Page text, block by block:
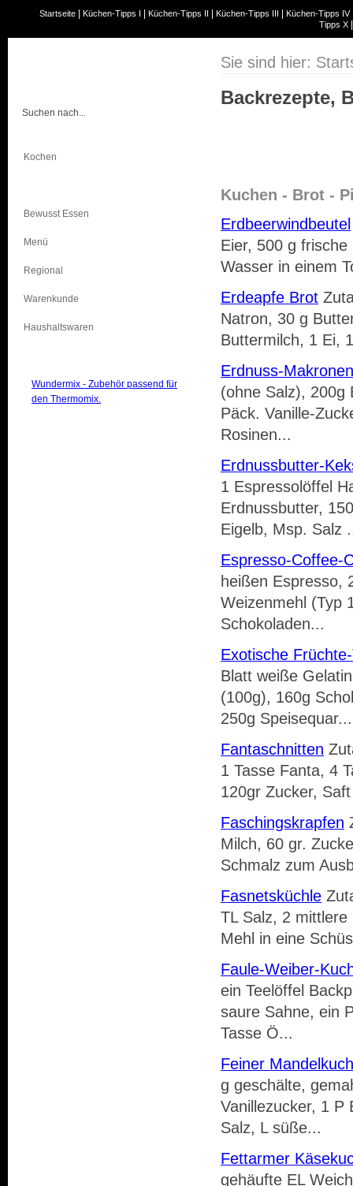
Startseite Küchen-Tipps I Küchen-Tipps II Küchen-Tipps III Küchen-Tipps IV
Tipps X
Kochen
Bewusst Essen
Menü
Regional
Warenkunde
Haushaltswaren
Wundermix - Zubehör passend für
den Thermomix.
Sie sind hier:
Backrezepte,
Kuchen - Brot -
Erdbeerwindbeutel
Eier, 500 g
Wasser in einem
Erdeapfe Brot
Natron, 30 g
Buttermilch, 1 Ei,
Erdnuss-Makronen
(ohne Salz), 200g
Päck. Vanille-
Rosinen...
Erdnussbutter-
1 Espressolöffel
Erdnussbutter,
Eigelb, Msp. Salz
Espresso-Coffee-
heißen Espresso,
Weizenmehl (Typ
Schokoladen...
Exotische
Blatt weiße
(100g), 160g
250g Speisequar...
Fantaschnitten
1 Tasse Fanta, 4
120gr Zucker,
Faschingskrapfen
Milch, 60 gr.
Schmalz zum
Fasnetsküchle
TL Salz, 2
Mehl in eine
Faule-Weiber-
ein Teelöffel
saure Sahne, ein
Tasse Ö...
Feiner
g geschälte,
Vanillezucker, 1 P
Salz, L süße...
Fettarmer
gehäufte EL